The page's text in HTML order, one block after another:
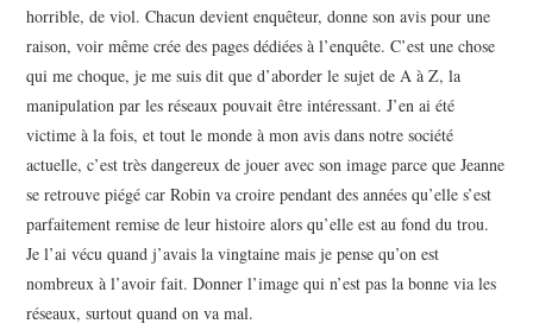
horrible, de viol. Chacun devient enquêteur, donne son avis pour une
raison, voir même crée des pages dédiées à l’enquête. C’est une chose
qui me choque, je me suis dit que d’aborder le sujet de A à Z, la
manipulation par les réseaux pouvait être intéressant. J’en ai été
victime à la fois, et tout le monde à mon avis dans notre société
actuelle, c’est très dangereux de jouer avec son image parce que Jeanne
se retrouve piégé car Robin va croire pendant des années qu’elle s’est
parfaitement remise de leur histoire alors qu’elle est au fond du trou.
Je l’ai vécu quand j’avais la vingtaine mais je pense qu’on est
nombreux à l’avoir fait. Donner l’image qui n’est pas la bonne via les
réseaux, surtout quand on va mal.